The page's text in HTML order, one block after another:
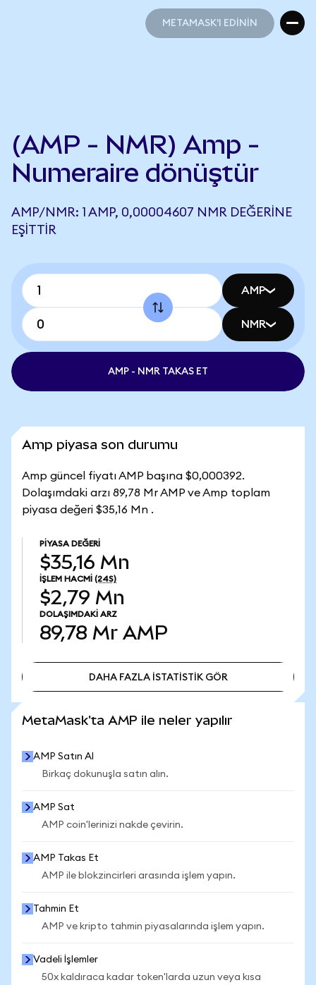
METAMASK'I EDİNİN
(AMP - NMR) Amp -
Numeraire dönüştür
AMP/NMR: 1 AMP, 0,00004607 NMR DEĞERINE
EŞITTIR
AMP
NMR
AMP - NMR TAKAS ET
Amp piyasa son durumu
Amp güncel fiyatı AMP başına $0,000392.
Dolaşımdaki arzı 89,78 Mr AMP ve Amp toplam
piyasa değeri $35,16 Mn .
PIYASA DEĞERI
$35,16 Mn
İŞLEM HACMI (24S)
$2,79 Mn
DOLAŞIMDAKI ARZ
89,78 Mr AMP
DAHA FAZLA İSTATİSTİK GÖR
MetaMask'ta AMP ile neler yapılır
AMP Satın Al
Birkaç dokunuşla satın alın.
AMP Sat
AMP coin'lerinizi nakde çevirin.
AMP Takas Et
AMP ile blokzincirleri arasında işlem yapın.
Tahmin Et
AMP ve kripto tahmin piyasalarında işlem yapın.
Vadeli İşlemler
50x kaldıraca kadar token'larda uzun veya kısa